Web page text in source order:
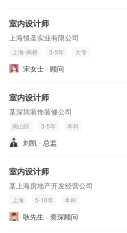
室内设计师
上海憬圣实业有限公司
上海-南桥 3-5年 大专
宋女士 · 顾问
室内设计师
某深圳装饰装修公司
南山区 3-5年 本科
刘凯 · 总监
室内设计师
某上海房地产开发经营公司
上海 5-10年 本科
耿先生 · 资深顾问